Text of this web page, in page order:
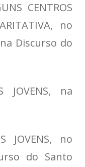
CENTROS
no
Discurso do
JOVENS, na
JOVENS, no
do Santo